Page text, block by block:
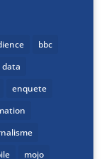
bbc
data
enquete
mojo